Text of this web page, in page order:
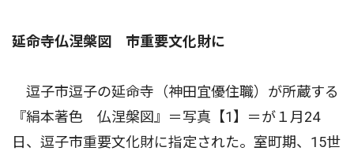
延命寺仏涅槃図 市重要文化財に
逗子市逗子の延命寺（神田宜優住職）が所蔵する
『絹本著色 仏涅槃図』＝写真【1】＝が１月24
日、逗子市重要文化財に指定された。室町期、15世